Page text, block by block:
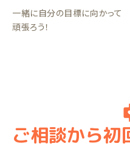
一緒に自分の目標に向かって
頑張ろう！
ご相談から初